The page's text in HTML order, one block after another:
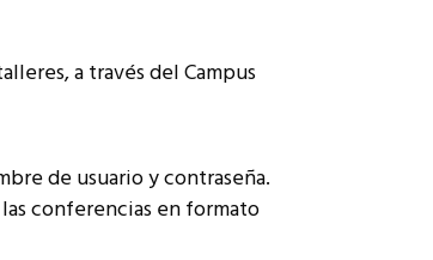
a través del Campus
de usuario y contraseña.
conferencias en formato